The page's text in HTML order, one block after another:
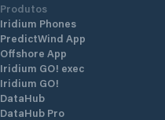
Produtos
Iridium Phones
PredictWind App
Offshore App
Iridium GO! exec
Iridium GO!
DataHub
DataHub Pro